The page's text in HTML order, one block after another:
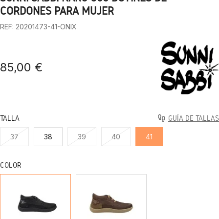
CORDONES PARA MUJER
REF: 20201473-41-ONIX
85,00 €
TALLA GUÍA DE TALLAS
37 38 39 40 41
COLOR